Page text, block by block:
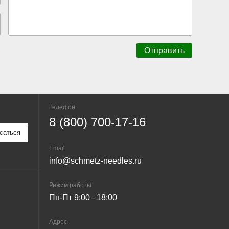
Телефон
8 (800) 700-17-16
Email
info@schmetz-needles.ru
Режим работы
Пн-Пт 9:00 - 18:00
Адрес